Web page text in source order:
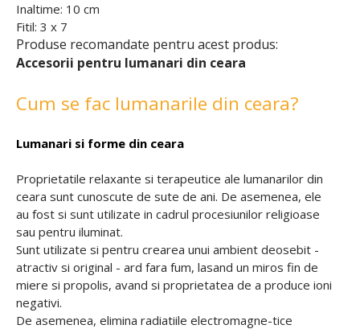
Inaltime: 10 cm
Fitil: 3 x 7
Produse recomandate pentru acest produs:
Accesorii pentru lumanari din ceara
Cum se fac lumanarile din ceara?
Lumanari si forme din ceara
Proprietatile relaxante si terapeutice ale lumanarilor din
ceara sunt cunoscute de sute de ani. De asemenea, ele
au fost si sunt utilizate in cadrul procesiunilor religioase
sau pentru iluminat.
Sunt utilizate si pentru crearea unui ambient deosebit -
atractiv si original - ard fara fum, lasand un miros fin de
miere si propolis, avand si proprietatea de a produce ioni
negativi.
De asemenea, elimina radiatiile electromagne-tice